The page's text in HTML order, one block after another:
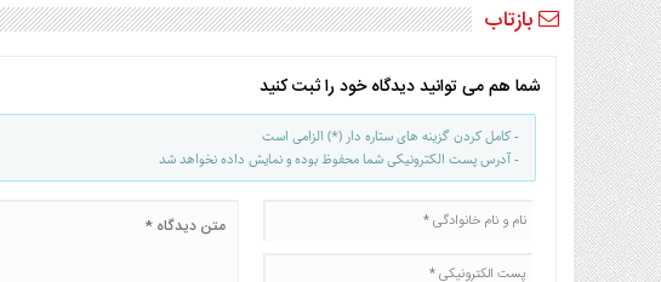
بازتاب
شما هم می توانید دیدگاه خود را ثبت کنید
- کامل کردن گزینه های ستاره دار (*) الزامی است
- آدرس پست الکترونیکی شما محفوظ بوده و نمایش داده نخواهد شد